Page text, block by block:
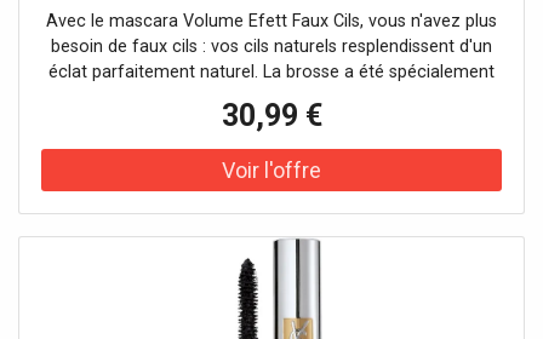
Avec le mascara Volume Efett Faux Cils, vous n'avez plus
besoin de faux cils : vos cils naturels resplendissent d'un
éclat parfaitement naturel. La brosse a été spécialement
30,99 €